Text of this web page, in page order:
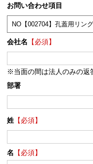
お問い合わせ項目
会社名 【必須】
※当面の間は法人のみの返
部署
姓【必須】
名 【必須】